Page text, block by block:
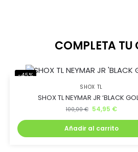
COMPLETA TU
-45%
SHOX TL
SHOX TL NEYMAR JR ‘BLACK
100,00€ 54,95 €
Añadir al carrito
Además, recibirás lanzamientos
Quiero mi